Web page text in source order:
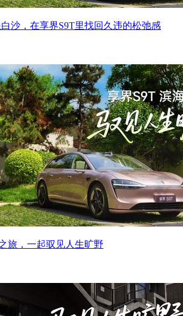
沙，在享界S9T里找回久违的松弛感
旅，一起驭见人生旷野